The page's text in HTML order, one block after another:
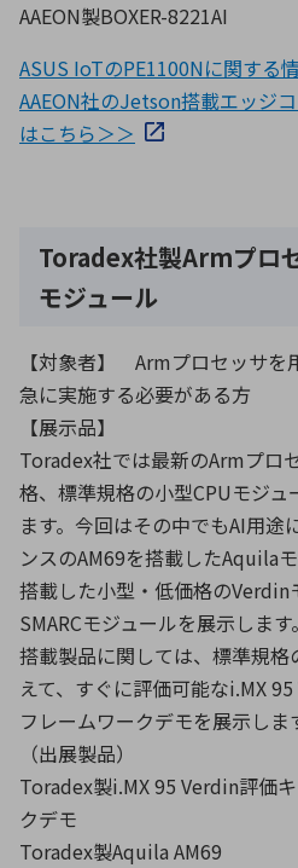
AAEON製BOXER-8221AI
ASUS IoTのPE1100Nに関する
AAEON社のJetson搭載エッジ
はこちら＞＞
Toradex社製Armプロ
モジュール
【対象者】 Armプロセッサを
急に実施する必要がある方
【展示品】
Toradex社では最新のArmプロ
格、標準規格の小型CPUモジュ
ます。今回はその中でもAI用途
ンスのAM69を搭載したAquila
搭載した小型・低価格のVerdin
SMARCモジュールを展示しま
搭載製品に関しては、標準規格
えて、すぐに評価可能なi.MX
フレームワークデモを展示しま
（出展製品）
Toradex製i.MX 95 Verdin評価
クデモ
Toradex製Aquila AM69